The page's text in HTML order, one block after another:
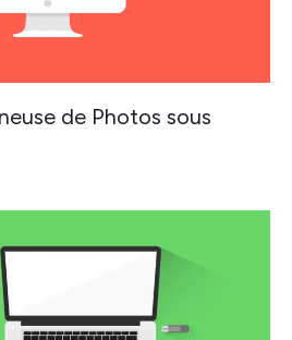
de Photos sous